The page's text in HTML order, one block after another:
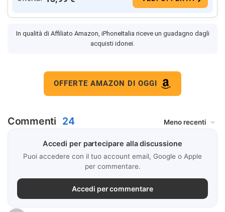
In qualità di Affiliato Amazon, iPhoneItalia riceve un guadagno dagli
acquisti idonei.
OFFERTE AMAZON DI OGGI
Commenti 24
Accedi per partecipare alla discussione
Puoi accedere con il tuo account email, Google o Apple
per commentare.
Accedi per commentare